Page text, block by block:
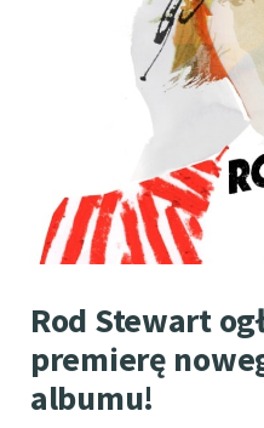
Rod Stewart
premierę
albumu!